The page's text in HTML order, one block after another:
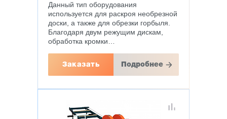
Данный тип оборудования
используется для раскроя необрезной
доски, а также для обрезки горбыля.
Благодаря двум режущим дискам,
обработка кромки…
Заказать Подробнее